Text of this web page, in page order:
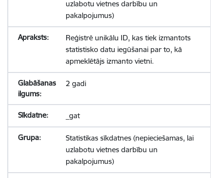
uzlabotu vietnes darbību un
pakalpojumus)
Reģistrē unikālu ID, kas tiek izmantots
statistisko datu iegūšanai par to, kā
apmeklētājs izmanto vietni.
2 gadi
_gat
Statistikas sīkdatnes (nepieciešamas, lai
uzlabotu vietnes darbību un
pakalpojumus)